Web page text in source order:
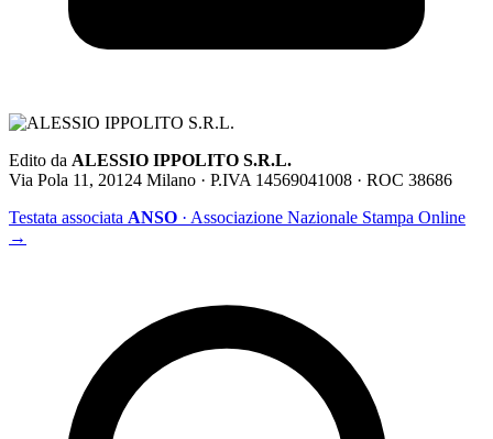
Edito da ALESSIO IPPOLITO S.R.L.
Via Pola 11, 20124 Milano · P.IVA 14569041008 · ROC 38686
Testata associata ANSO · Associazione Nazionale Stampa Online
→